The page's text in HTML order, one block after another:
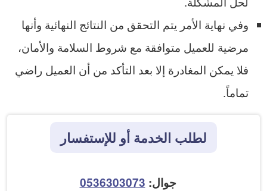
وفي نهاية الأمر يتم التحقق من النتائج النهائية وأنها
مرضية للعميل متوافقة مع شروط السلامة والأمان،
فلا يمكن المغادرة إلا بعد التأكد من أن العميل راضي
تماماً.
لطلب الخدمة أو للإستفسار
جوال: 0536303073